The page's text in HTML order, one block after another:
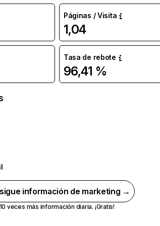
Páginas / Visita
1,04
Tasa de rebote
96,41 %
información de marketing →
10 veces más información diaria. ¡Gratis!